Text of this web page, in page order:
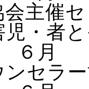
会主催
児・者
６月
ンセラ